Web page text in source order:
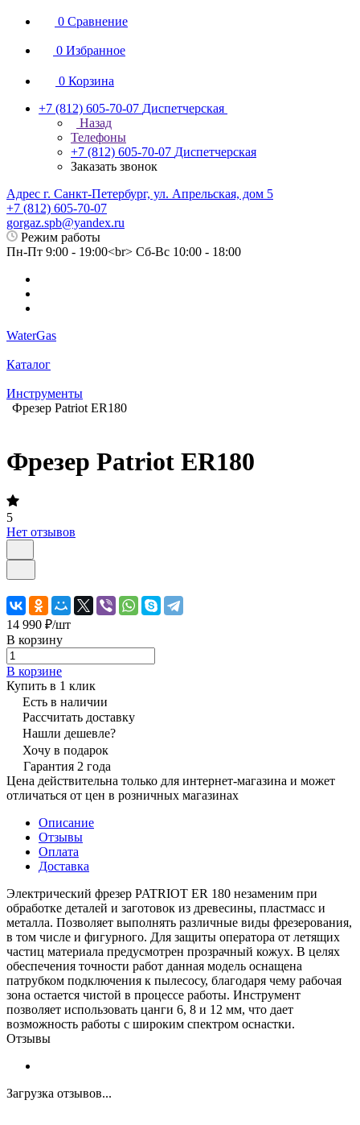
0 Сравнение
0 Избранное
0 Корзина
+7 (812) 605-70-07 Диспетчерская
Назад
Телефоны
+7 (812) 605-70-07 Диспетчерская
Заказать звонок
Адрес г. Санкт-Петербург, ул. Апрельская, дом 5
+7 (812) 605-70-07
gorgaz.spb@yandex.ru
Режим работы
Пн-Пт 9:00 - 19:00<br> Сб-Вс 10:00 - 18:00
WaterGas
Каталог
Инструменты
Фрезер Patriot ER180
Фрезер Patriot ER180
5
Нет отзывов
14 990 ₽/шт
В корзину
В корзине
Купить в 1 клик
Есть в наличии
Рассчитать доставку
Нашли дешевле?
Хочу в подарок
Гарантия 2 года
Цена действительна только для интернет-магазина и может
отличаться от цен в розничных магазинах
Описание
Отзывы
Оплата
Доставка
Электрический фрезер PATRIOT ER 180 незаменим при
обработке деталей и заготовок из древесины, пластмасс и
металла. Позволяет выполнять различные виды фрезерования,
в том числе и фигурного. Для защиты оператора от летящих
частиц материала предусмотрен прозрачный кожух. В целях
обеспечения точности работ данная модель оснащена
патрубком подключения к пылесосу, благодаря чему рабочая
зона остается чистой в процессе работы. Инструмент
позволяет использовать цанги 6, 8 и 12 мм, что дает
возможность работы с широким спектром оснастки.
Отзывы
Загрузка отзывов...